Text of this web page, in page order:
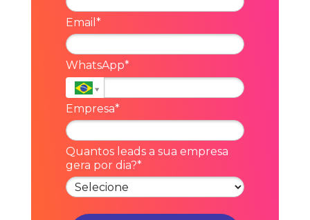
Email*
WhatsApp*
Empresa*
Quantos leads a sua empresa
gera por dia?*